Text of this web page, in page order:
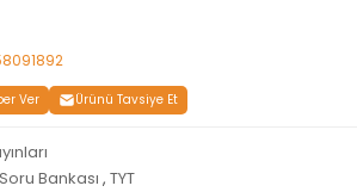
Ver Ürünü Tavsiye Et
Bankası , TYT